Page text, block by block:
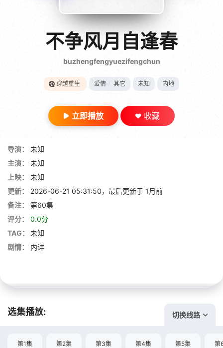
{if condition="$obj.vod_points
gt 0"}
28短剧
不争风月自逢春
buzhengfengyuezifengchun
穿越重生 爱情 其它 未知 内地
立即播放 收藏
导演：
未知
主演：
未知
上映：
未知
更新：
2026-06-21 05:31:50，最后更新于 1月前
备注：
第60集
评分：
0.0分
TAG：
未知
剧情：
内详
选集播放: 切换线路
第1集 第2集 第3集 第4集 第5集 第